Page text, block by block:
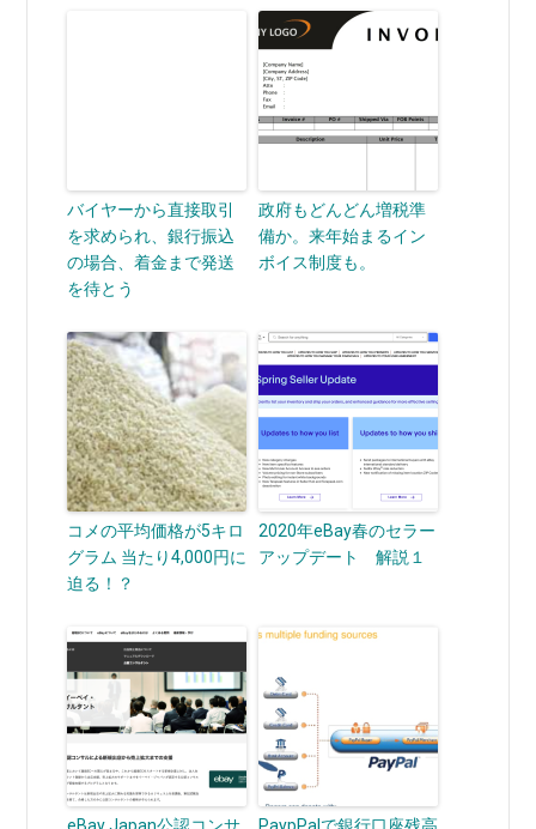
バイヤーから直接取引
を求められ、銀行振込
の場合、着金まで発送
を待とう
政府もどんどん増税準
備か。来年始まるイン
ボイス制度も。
コメの平均価格が5キロ
グラム 当たり4,000円に
迫る！？
2020年eBay春のセラー
アップデート 解説１